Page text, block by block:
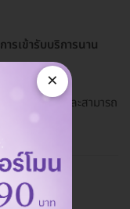
ารเข้ารับบริการนาน
ะเวลาสั้น ๆ และสามารถ
ลลูน?
×